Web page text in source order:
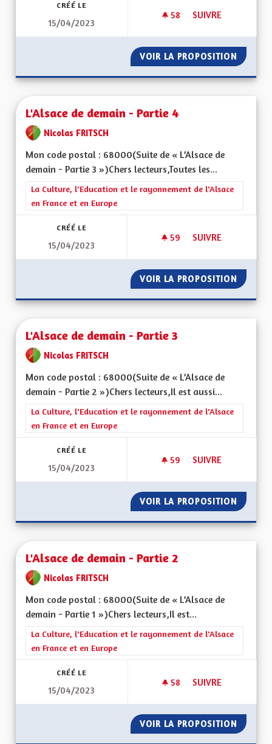
CRÉÉ LE
15/04/2023
58 58 ABONNÉS
SUIVRE
VOIR LA PROPOSITION
L'Alsace de demain - Partie 4
Nicolas FRITSCH
Mon code postal : 68000(Suite de « L’Alsace de
demain - Partie 3 »)Chers lecteurs,Toutes les...
Filtrer les résultats de la catégorie : La Culture, l'Education et
La Culture, l'Education et le rayonnement de l'Alsace
en France et en Europe
CRÉÉ LE
15/04/2023
59 59 ABONNÉS
SUIVRE
VOIR LA PROPOSITION
L'Alsace de demain - Partie 3
Nicolas FRITSCH
Mon code postal : 68000(Suite de « L’Alsace de
demain - Partie 2 »)Chers lecteurs,Il est aussi...
Filtrer les résultats de la catégorie : La Culture, l'Education et
La Culture, l'Education et le rayonnement de l'Alsace
en France et en Europe
CRÉÉ LE
15/04/2023
59 59 ABONNÉS
SUIVRE
VOIR LA PROPOSITION
L'Alsace de demain - Partie 2
Nicolas FRITSCH
Mon code postal : 68000(Suite de « L’Alsace de
demain - Partie 1 »)Chers lecteurs,Il est...
Filtrer les résultats de la catégorie : La Culture, l'Education et
La Culture, l'Education et le rayonnement de l'Alsace
en France et en Europe
CRÉÉ LE
15/04/2023
58 58 ABONNÉS
SUIVRE
VOIR LA PROPOSITION